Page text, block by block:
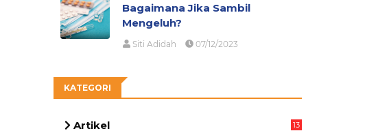
Bagaimana Jika Sambil
Mengeluh?
Siti Adidah 07/12/2023
KATEGORI
Artikel
13